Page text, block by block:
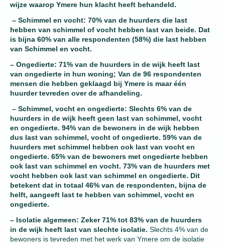
wijze waarop Ymere hun klacht heeft behandeld.
– Schimmel en vocht: 70% van de huurders die last
hebben van schimmel of vocht hebben last van beide. Dat
is bijna 60% van alle respondenten (58%) die last hebben
van Schimmel en vocht.
– Ongedierte: 71% van de huurders in de wijk heeft last
van ongedierte in hun woning; Van de 96 respondenten
mensen die hebben geklaagd bij Ymere is maar één
huurder tevreden over de afhandeling.
– Schimmel, vocht en ongedierte: Slechts 6% van de
huurders in de wijk heeft geen last van schimmel, vocht
en ongedierte. 94% van de bewoners in de wijk hebben
dus last van schimmel, vocht of ongedierte. 59% van de
huurders met schimmel hebben ook last van vocht en
ongedierte. 65% van de bewoners met ongedierte hebben
ook last van schimmel en vocht. 73% van de huurders met
vocht hebben ook last van schimmel en ongedierte. Dit
betekent dat in totaal 46% van de respondenten, bijna de
helft, aangeeft last te hebben van schimmel, vocht en
ongedierte.
– Isolatie algemeen: Zeker 71% tot 83% van de huurders
in de wijk heeft last van slechte isolatie. Slechts 4% van de
bewoners is tevreden met het werk van Ymere om de isolatie